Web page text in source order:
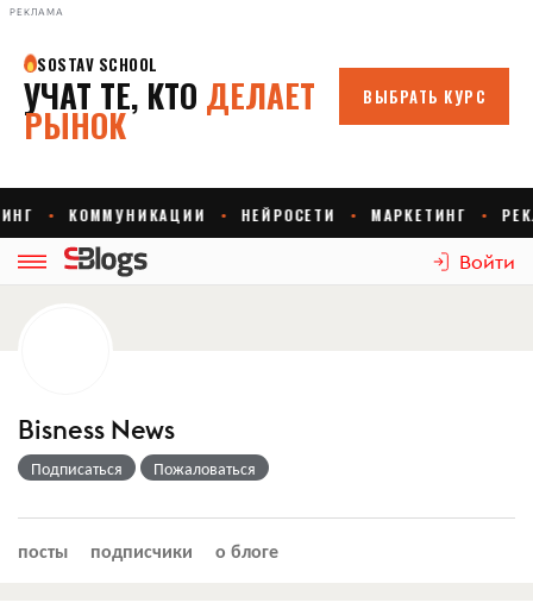
РЕКЛАМА
Войти
Bisness News
Подписаться Пожаловаться
посты подписчики о блоге